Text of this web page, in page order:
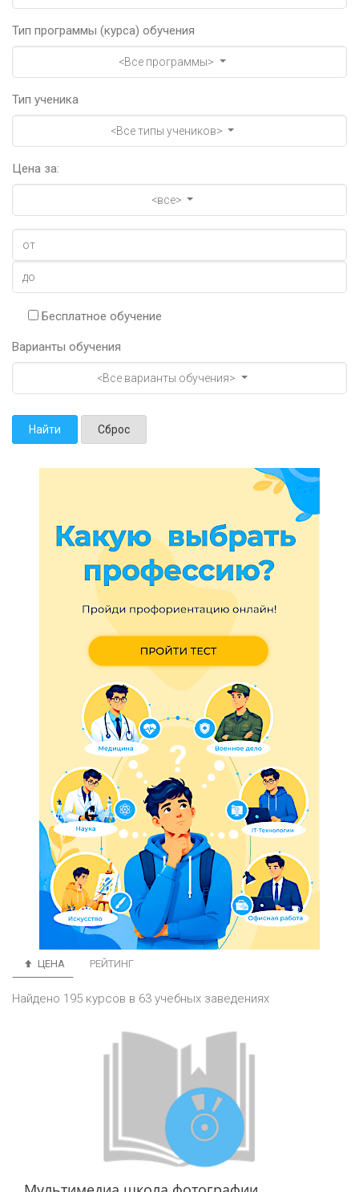
Тип программы (курса) обучения
<Все программы>
Тип ученика
<Все типы учеников>
Цена за:
<все>
Бесплатное обучение
Варианты обучения
<Все варианты обучения>
Найти Сброс
ЦЕНА РЕЙТИНГ
Найдено 195 курсов в 63 учебных заведениях